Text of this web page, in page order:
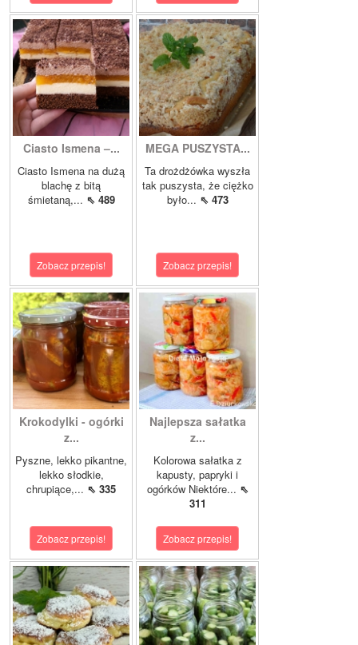
Ciasto Ismena –...
Ciasto Ismena na dużą
blachę z bitą
śmietaną,... ⇖ 489
Zobacz przepis!
MEGA PUSZYSTA...
Ta drożdżówka wyszła
tak puszysta, że ciężko
było... ⇖ 473
Zobacz przepis!
Krokodylki - ogórki
z...
Pyszne, lekko pikantne,
lekko słodkie,
chrupiące,... ⇖ 335
Zobacz przepis!
Najlepsza sałatka
z...
Kolorowa sałatka z
kapusty, papryki i
ogórków Niektóre... ⇖
311
Zobacz przepis!